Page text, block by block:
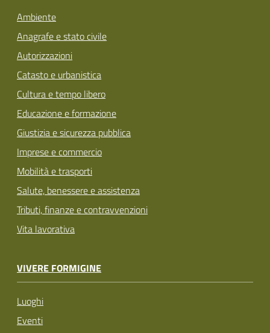
Ambiente
Anagrafe e stato civile
Autorizzazioni
Catasto e urbanistica
Cultura e tempo libero
Educazione e formazione
Giustizia e sicurezza pubblica
Imprese e commercio
Mobilità e trasporti
Salute, benessere e assistenza
Tributi, finanze e contravvenzioni
Vita lavorativa
VIVERE FORMIGINE
Luoghi
Eventi